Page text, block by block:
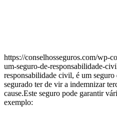
https://conselhosseguros.com/wp-
um-seguro-de-responsabilidade-
responsabilidade civil, é um seguro
segurado ter de vir a indemnizar
cause.​ Este seguro pode garantir
exemplo:​